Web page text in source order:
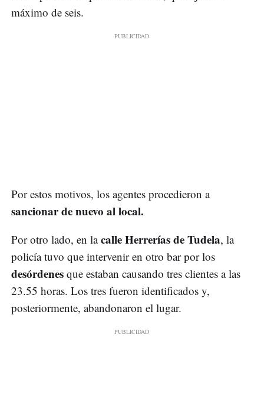
máximo de seis.
Por estos motivos, los agentes procedieron a
sancionar de nuevo al local.
Por otro lado, en lacalle Herrerías de Tudela, la
policía tuvo que intervenir en otro bar por los
desórdenes que estaban causando tres clientes a las
23.55 horas. Los tres fueron identificados y,
posteriormente, abandonaron el lugar.